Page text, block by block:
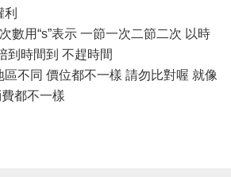
數用“s”表示 一節一次二節二次 以時
到時間到 不趕時間
區不同 價位都不一樣 請勿比對喔 就像
都不一樣